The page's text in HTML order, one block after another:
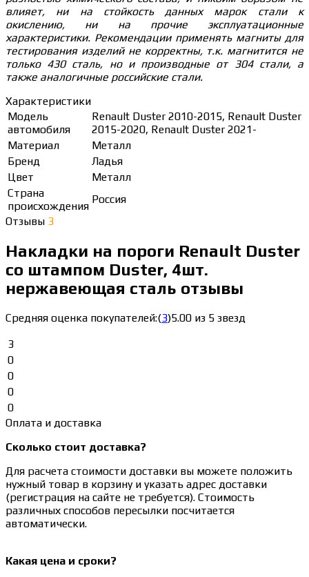
влияет, ни на стойкость данных марок стали к
окислению, ни на прочие эксплуатационные
характеристики. Рекомендации применять магниты для
тестирования изделий не корректны, т.к. магнитится не
только 430 сталь, но и производные от 304 стали, а
также аналогичные российские стали.
Характеристики
Модель
автомобиля
Renault Duster 2010-2015, Renault Duster
2015-2020, Renault Duster 2021-
Материал
Металл
Бренд
Ладья
Цвет
Металл
Страна
происхождения
Россия
Отзывы 3
Накладки на пороги Renault Duster
со штампом Duster, 4шт.
нержавеющая сталь отзывы
Средняя оценка покупателей:(3)5.00 из 5 звезд
3
0
0
0
0
Оплата и доставка
Сколько стоит доставка?
Для расчета стоимости доставки вы можете положить
нужный товар в корзину и указать адрес доставки
(регистрация на сайте не требуется). Стоимость
различных способов пересылки посчитается
автоматически.
Какая цена и сроки?